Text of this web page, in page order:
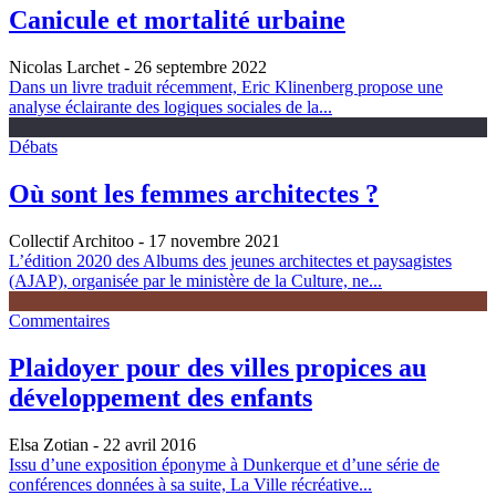
Canicule et mortalité urbaine
Nicolas Larchet - 26 septembre 2022
Dans un livre traduit récemment, Eric Klinenberg propose une
analyse éclairante des logiques sociales de la...
Débats
Où sont les femmes architectes ?
Collectif Architoo - 17 novembre 2021
L’édition 2020 des Albums des jeunes architectes et paysagistes
(AJAP), organisée par le ministère de la Culture, ne...
Commentaires
Plaidoyer pour des villes propices au
développement des enfants
Elsa Zotian - 22 avril 2016
Issu d’une exposition éponyme à Dunkerque et d’une série de
conférences données à sa suite, La Ville récréative...